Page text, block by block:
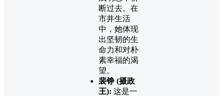
断过去。在
市井生活
中，她体现
出坚韧的生
命力和对朴
素幸福的渴
望。
裴铮 (摄政
王): 这是一